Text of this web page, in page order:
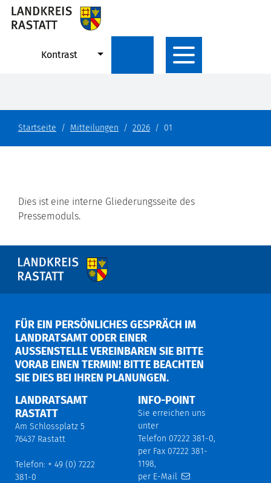
Kontrast
Startseite Mitteilungen 2026 01
Dies ist eine interne Gliederungsseite des
Pressemoduls.
FÜR EIN PERSÖNLICHES GESPRÄCH IM
LANDRATSAMT ODER EINER
AUSSENSTELLE VEREINBAREN SIE BITTE V
ORAB EINEN TERMIN! BITTE BEACHTEN S
IE DIES BEI IHREN PLANUNGEN.
LANDRATSAMT
RASTATT
Am Schlossplatz 5
76437 Rastatt
Telefon: + 49 (0) 7222
381-0
INFO-POINT
Sie erreichen uns
unter
Telefon 07222 381-0,
per Fax 07222 381-
1198,
per E-Mail